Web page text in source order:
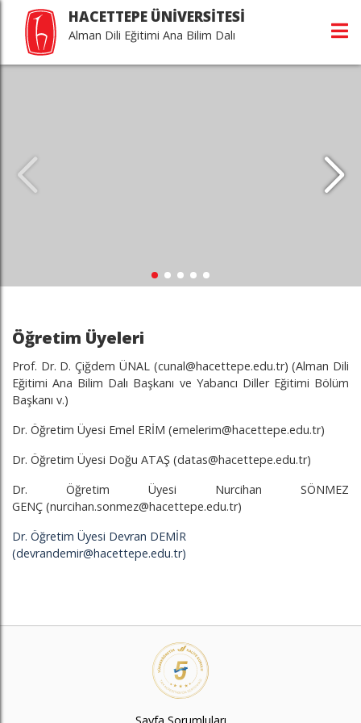
HACETTEPE ÜNİVERSİTESİ
Alman Dili Eğitimi Ana Bilim Dalı
Öğretim Üyeleri
Prof. Dr. D. Çiğdem ÜNAL (cunal@hacettepe.edu.tr) (Alman Dili
Eğitimi Ana Bilim Dalı Başkanı ve Yabancı Diller Eğitimi Bölüm
Başkanı v.)
Dr. Öğretim Üyesi Emel ERİM (emelerim@hacettepe.edu.tr)
Dr. Öğretim Üyesi Doğu ATAŞ (datas@hacettepe.edu.tr)
Dr. Öğretim Üyesi Nurcihan SÖNMEZ
GENÇ (nurcihan.sonmez@hacettepe.edu.tr)
Dr. Öğretim Üyesi Devran DEMİR
(devrandemir@hacettepe.edu.tr)